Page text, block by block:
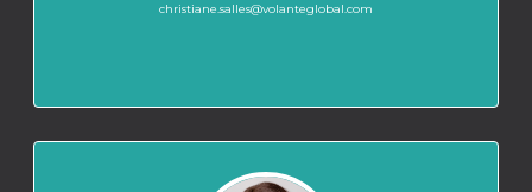
christiane.salles@volanteglobal.com